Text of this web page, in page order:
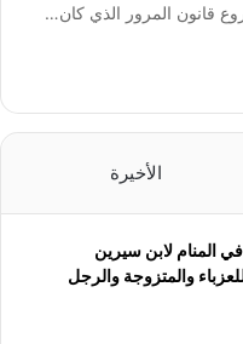
المرور الذي كان…
الأخيرة
المنام لابن سيرين
والمتزوجة والرجل